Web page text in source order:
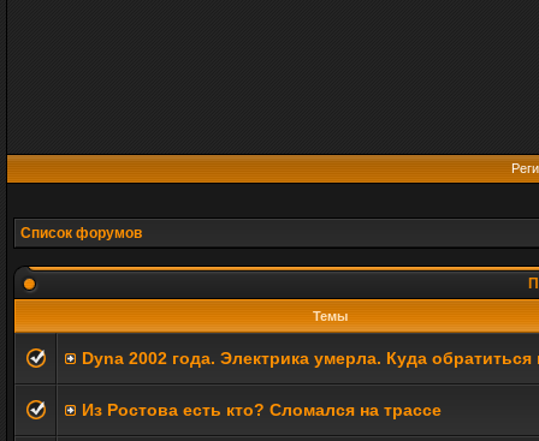
Список форумов
Темы
Dyna 2002 года. Электрика умерла. Куда
Из Ростова есть кто? Сломался на трассе